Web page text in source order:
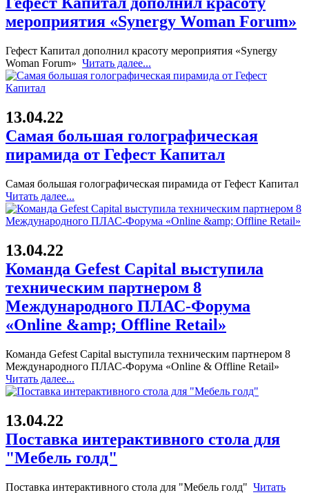
мероприятия «Synergy Woman Forum»
Гефест Капитал дополнил красоту мероприятия «Synergy
Woman Forum» Читать далее...
13.04.22
Самая большая голографическая
пирамида от Гефест Капитал
Самая большая голографическая пирамида от Гефест Капитал
Читать далее...
13.04.22
Команда Gefest Capital выступила
техническим партнером 8
Международного ПЛАС-Форума
«Online &amp; Offline Retail»
Команда Gefest Capital выступила техническим партнером 8
Международного ПЛАС-Форума «Online & Offline Retail»
Читать далее...
13.04.22
Поставка интерактивного стола для
"Мебель голд"
Поставка интерактивного стола для "Мебель голд" Читать